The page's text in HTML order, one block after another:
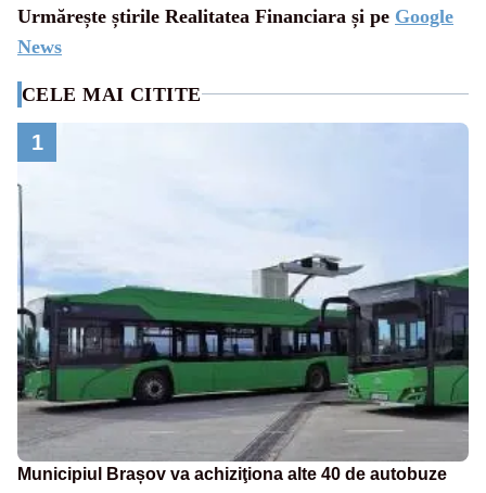
Urmărește știrile Realitatea Financiara și pe Google
News
CELE MAI CITITE
1
Municipiul Brașov va achiziţiona alte 40 de autobuze